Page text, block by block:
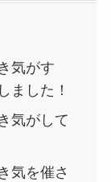
気がす
ました！
気がして
気を催さ